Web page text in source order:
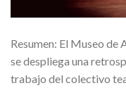
Resumen: El Museo de
se despliega una
trabajo del colectivo